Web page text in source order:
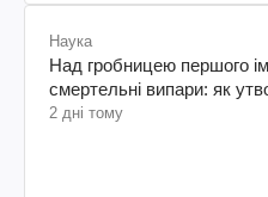
Наука
Над гробницею першого
смертельні випари: як
2 дні тому